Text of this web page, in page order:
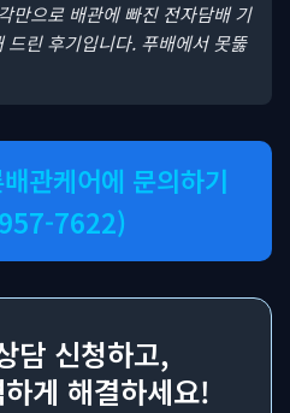
만으로 배관에 빠진 전자담배 기
린 후기입니다. 푸배에서 못뚫
관케어에 문의하기
7622)
담 신청하고,
게 해결하세요!